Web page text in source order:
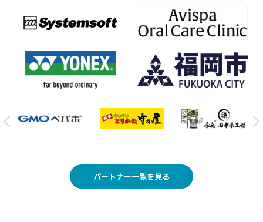
パートナー一覧を見る